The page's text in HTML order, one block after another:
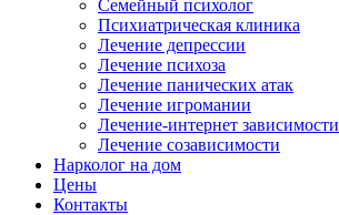
Семейный психолог
Психиатрическая клиника
Лечение депрессии
Лечение психоза
Лечение панических атак
Лечение игромании
Лечение-интернет зависимости
Лечение созависимости
Нарколог на дом
Цены
Контакты